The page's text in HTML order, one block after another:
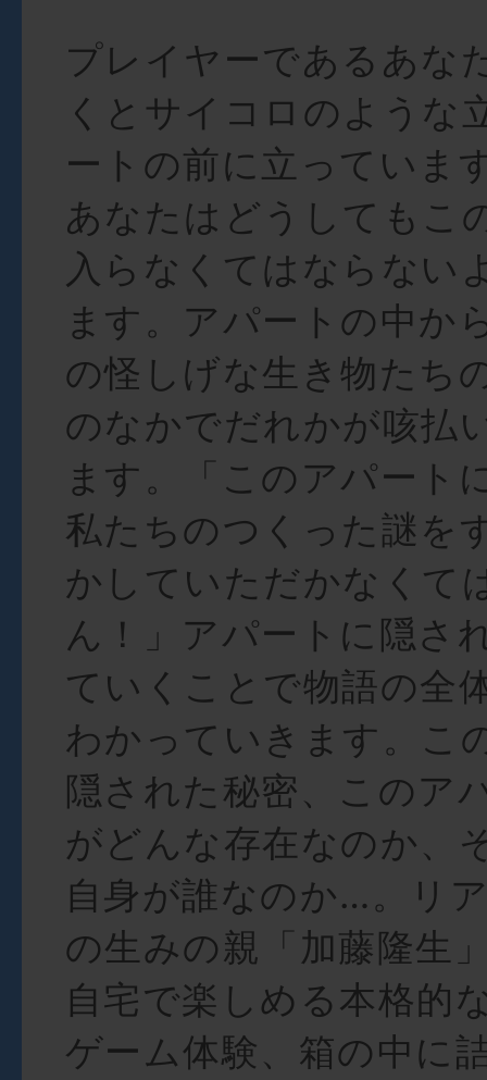
プレイヤーであるあな
くとサイコロのような
ートの前に立っていま
あなたはどうしてもこ
入らなくてはならない
ます。アパートの中か
の怪しげな生き物たち
のなかでだれかが咳払
ます。「このアパート
私たちのつくった謎を
かしていただかなくて
ん！」アパートに隠さ
ていくことで物語の全
わかっていきます。こ
隠された秘密、このア
がどんな存在なのか、
自身が誰なのか…。リ
の生みの親「加藤隆生
自宅で楽しめる本格的
ゲーム体験、箱の中に